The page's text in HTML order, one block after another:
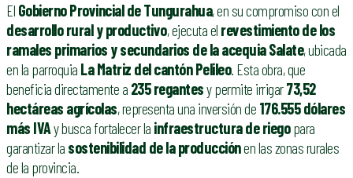
El Gobierno Provincial de Tungurahua, en su compromiso con el
desarrollo rural y productivo, ejecuta el revestimiento de los
ramales primarios y secundarios de la acequia Salate, ubicada
en la parroquia La Matriz del cantón Pelileo. Esta obra, que
beneficia directamente a 235 regantesy permite irrigar73,52
hectáreas agrícolas, representa una inversión de 176.555 dólares
más IVAy busca fortalecer la infraestructura de riegopara
garantizar la sostenibilidad de la producciónen las zonas rurales
de la provincia.